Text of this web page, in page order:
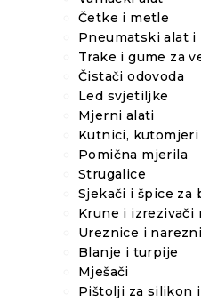
Četke i metle
Pneumatski alat
Trake i gume za
Čistači odovoda
Led svjetiljke
Mjerni alati
Kutnici, kutomjeri
Pomična mjerila
Strugalice
Sjekači i špice za
Krune i izrezivači
Ureznice i
Blanje i turpije
Mješači
Pištolji za silikon